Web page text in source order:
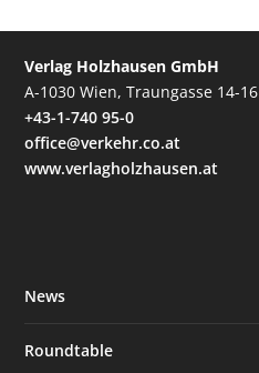
Verlag Holzhausen GmbH
A-1030 Wien, Traungasse 14-16
+43-1-740 95-0
office@verkehr.co.at
www.verlagholzhausen.at
News
Roundtable